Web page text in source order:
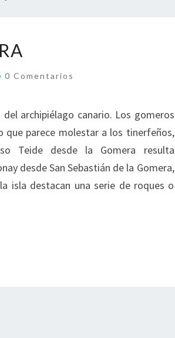
Comentarios
0 Comentarios
archipiélago canario. Los gomeros
que parece molestar a los tinerfeños,
Teide desde la Gomera resulta
desde San Sebastián de la Gomera,
isla destacan una serie de roques o